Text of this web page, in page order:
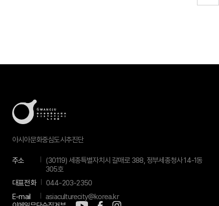
아시아문화중심도시추진단
주소
(30119) 세종특별자치시 갈매로 388, 정부세종청사 14-1동
305호
대표전화
044-203-2350
E-mail
asiaculturecity@korea.kr